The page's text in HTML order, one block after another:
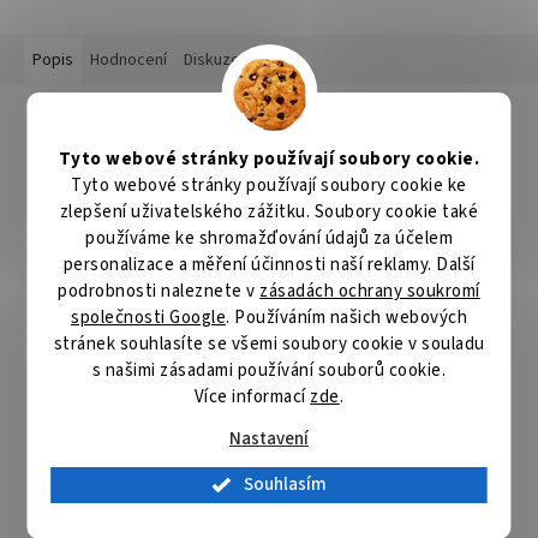
Tyto webové stránky používají soubory cookie.
Tyto webové stránky používají soubory cookie ke
zlepšení uživatelského zážitku. Soubory cookie také
používáme ke shromažďování údajů za účelem
personalizace a měření účinnosti naší reklamy. Další
podrobnosti naleznete v zásadách ochrany soukromí
společnosti Google. Používáním našich webových
stránek souhlasíte se všemi soubory cookie v souladu
s našimi zásadami používání souborů cookie.
Více informacízde.
Nastavení
Souhlasím
Popis Hodnocení Diskuze
Detailní popis produktu
Nedis DOORB212BK
Bezdrátový zvonek s dosahemaž 300 mpři přímé viditelnosti.
Po stisknutí tlačítka na zvonku se rozezní jedno ze36
nastavitelných vyzváněnís hlasitostí až80 dB. Napájení
zvonku je realizováno dvěma AA bateriemi, napájení vysílače pak
baterií typu CR2032.
ZÁKLADNÍ SPECIFIKACE
Typ zvonku:bezdrátový
Napájení vysílače:1 x CR2032 baterie (součástí balení)
Dosah:až 300 m při přímé viditelnosti